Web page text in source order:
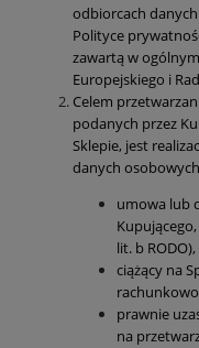
odbiorcach
Polityce
zawartą w
Europejskiego i
Celem
podanych przez
Sklepie, jest
danych
umowa lub
lit. b RODO),
ciążący na
prawnie
na